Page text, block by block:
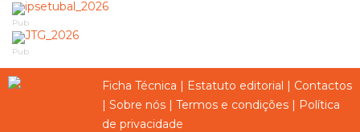
Pub
Pub
Ficha Técnica | Estatuto editorial | Contactos
| Sobre nós | Termos e condições | Política
de privacidade